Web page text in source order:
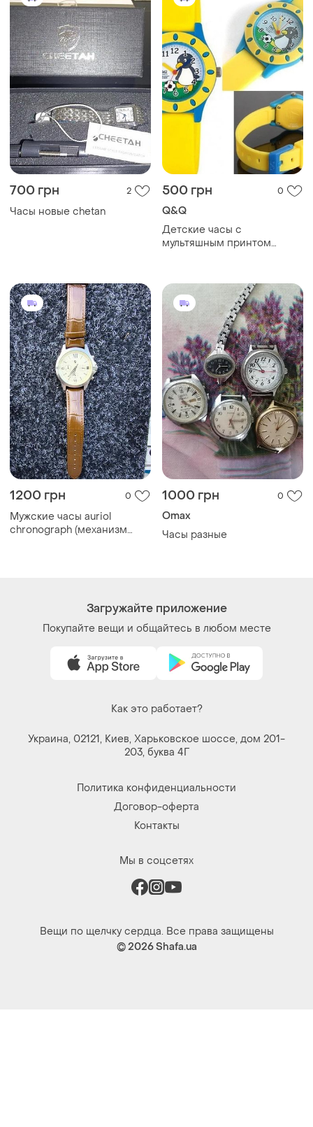
700 грн 2
Часы новые chetan
500 грн 0
Q&Q
Детские часы с
мультяшным принтом
водонепроницаемость:100
1200 грн 0
Мужские часы auriol
chronograph (механизм
1000 грн 0
Omax
Часы разные
Загружайте приложение
Покупайте вещи и общайтесь в любом месте
Как это работает?
Украина, 02121, Киев, Харьковское шоссе, дом 201-
203, буква 4Г
Политика конфиденциальности
Договор-оферта
Контакты
Мы в соцсетях
Вещи по щелчку сердца. Все права защищены
© 2026Shafa.ua